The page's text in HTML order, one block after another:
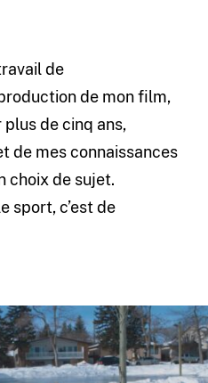
de
de mon film,
plus de cinq ans,
de mes connaissances
choix de sujet.
sport, c’est de